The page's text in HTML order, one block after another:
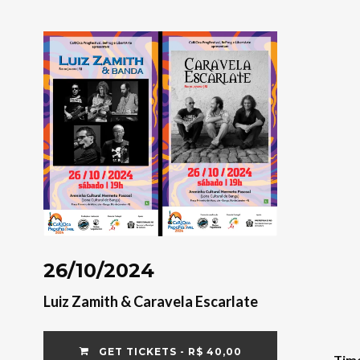
26/10/2024
Luiz Zamith & Caravela Escarlate
GET TICKETS - R$ 40,00